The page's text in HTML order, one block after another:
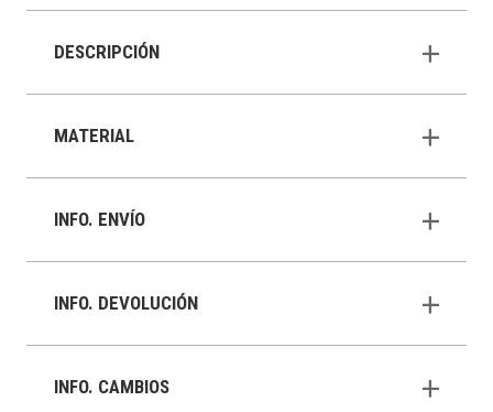
DESCRIPCIÓN
MATERIAL
INFO. ENVÍO
INFO. DEVOLUCIÓN
INFO. CAMBIOS